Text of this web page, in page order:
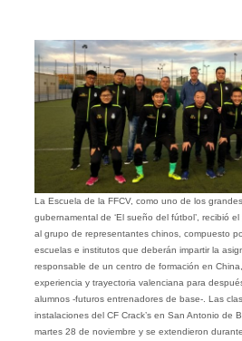
La Escuela de la FFCV, como uno de los grandes
gubernamental de ‘El sueño del fútbol’, recibió
al grupo de representantes chinos, compuesto
escuelas e institutos que deberán impartir la
responsable de un centro de formación en
experiencia y trayectoria valenciana para
alumnos -futuros entrenadores de base-. Las
instalaciones del CF Crack’s en San Antonio de
martes 28 de noviembre y se extendieron